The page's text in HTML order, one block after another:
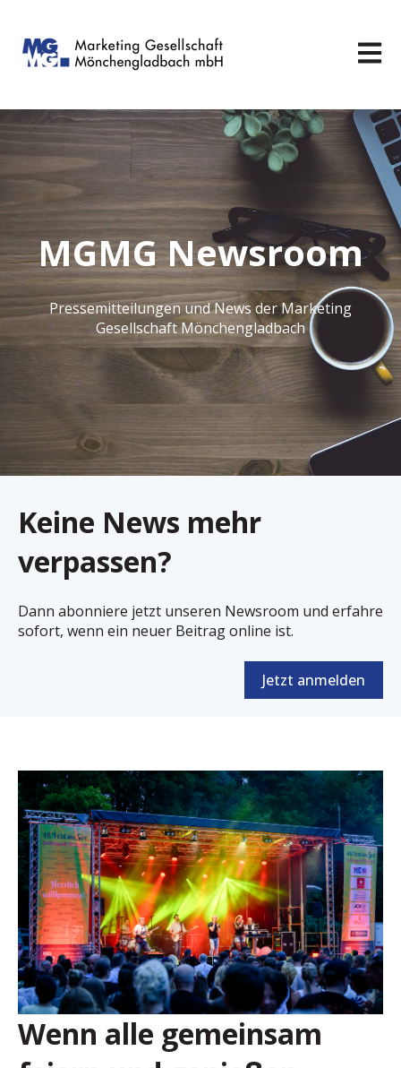
MGMG Newsroom
Pressemitteilungen und News der Marketing
Gesellschaft Mönchengladbach
Keine News mehr
verpassen?
Dann abonniere jetzt unseren Newsroom und erfahre
sofort, wenn ein neuer Beitrag online ist.
Jetzt anmelden
Wenn alle gemeinsam